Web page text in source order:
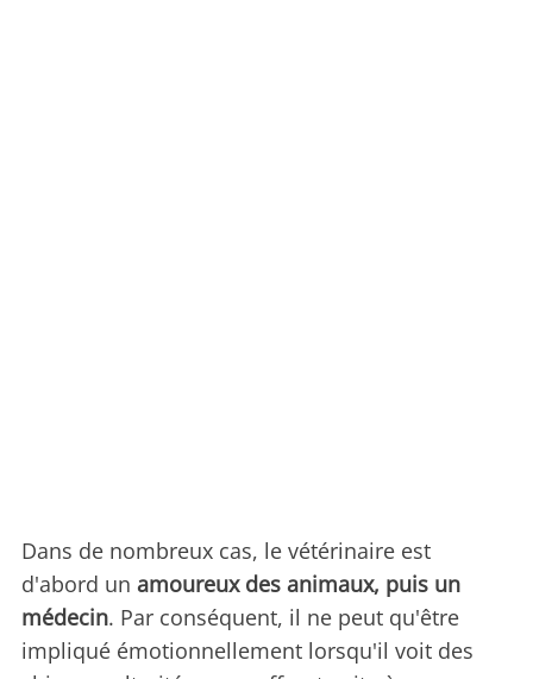
Dans de nombreux cas, le vétérinaire est
d'abord un amoureux des animaux, puis un
médecin. Par conséquent, il ne peut qu'être
impliqué émotionnellement lorsqu'il voit des